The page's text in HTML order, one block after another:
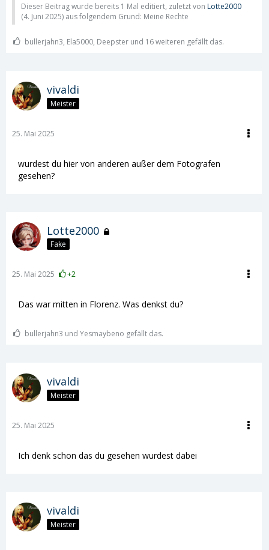
Dieser Beitrag wurde bereits 1 Mal editiert, zuletzt von Lotte2000
(4. Juni 2025) aus folgendem Grund: Meine Rechte
bullerjahn3, Ela5000, Deepster und 16 weiteren gefällt das.
vivaldi
Meister
25. Mai 2025
wurdest du hier von anderen außer dem Fotografen
gesehen?
Lotte2000
Fake
25. Mai 2025 +2
Das war mitten in Florenz. Was denkst du?
bullerjahn3 und Yesmaybeno gefällt das.
vivaldi
Meister
25. Mai 2025
Ich denk schon das du gesehen wurdest dabei
vivaldi
Meister